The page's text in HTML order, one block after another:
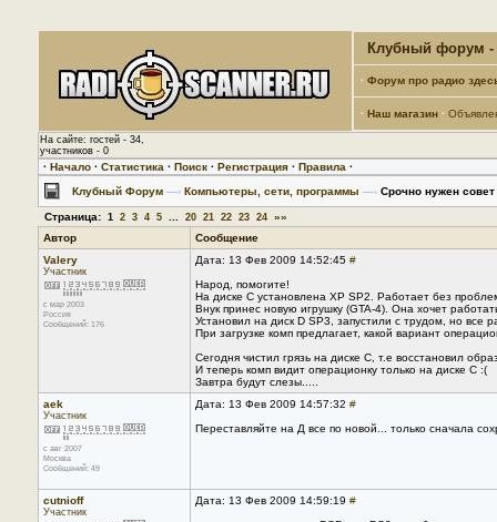
Клубный форум -
· Форум про радио
· Наш магазин ·
На сайте: гостей - 34,
участников - 0
· Начало · Статистика · Поиск · Регистрация · Правила ·
Клубный Форум —› Компьютеры, сети, программы —› Срочно нужен
Страница: 1 2 3 4 5 20 21 22 23 24 »»
Автор
Сообщение
Valery
Участник
с мар 2003
Россия
Сообщений: 176
Дата: 13 Фев 2009 14:52:45 #
Народ, помогите!
На диске С установлена XP SP2. Работает без
Внук принес новую игрушку (GTA-4). Она хочет
Установил на диск D SP3, запустили с трудом, но все
При загрузке комп предлагает, какой вариант
Сегодня чистил грязь на диске С, т.е восстановил
И теперь комп видит операционку только на диске С :(
Завтра будут слезы.....
aek
Участник
с авг 2007
Москва
Сообщений: 49
Дата: 13 Фев 2009 14:57:32 #
Переставляйте на Д все по новой... только сначала
cutnioff
Участник
Дата: 13 Фев 2009 14:59:19 #